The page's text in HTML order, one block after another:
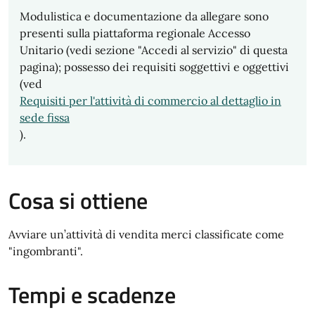
Modulistica e documentazione da allegare sono
presenti sulla piattaforma regionale Accesso
Unitario (vedi sezione "Accedi al servizio" di questa
pagina); possesso dei requisiti soggettivi e oggettivi
(ved
Requisiti per l'attività di commercio al dettaglio in
sede fissa
).
Cosa si ottiene
Avviare un’attività di vendita merci classificate come
"ingombranti".
Tempi e scadenze